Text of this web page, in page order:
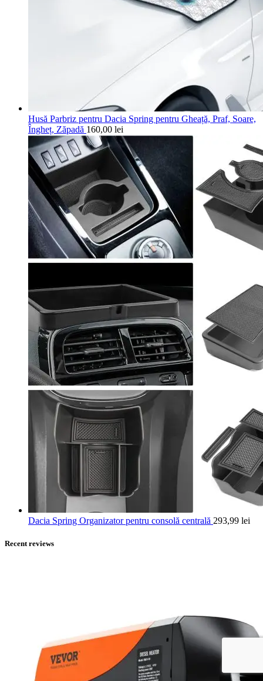
Husă Parbriz pentru Dacia Spring pentru Gheață, Praf, Soare,
Îngheț, Zăpadă 160,00 lei
Dacia Spring Organizator pentru consolă centrală 293,99 lei
Recent reviews